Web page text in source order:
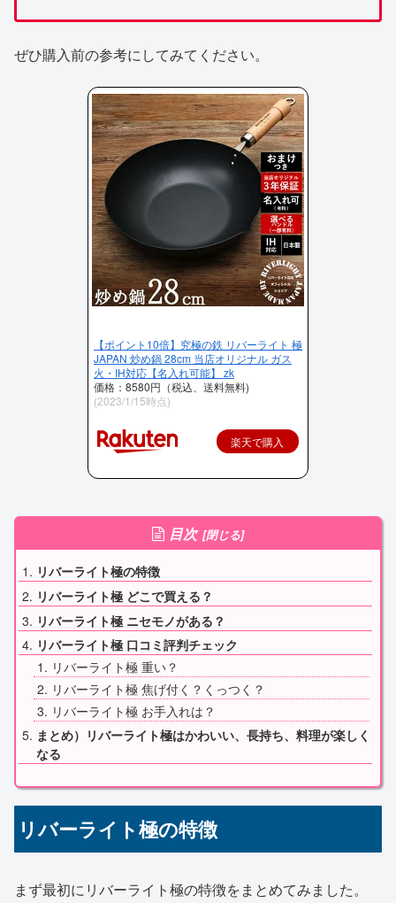
ぜひ購入前の参考にしてみてください。
【ポイント10倍】究極の鉄 リバーライト 極
JAPAN 炒め鍋 28cm 当店オリジナル ガス
火・IH対応【名入れ可能】 zk
価格：8580円（税込、送料無料)
(2023/1/15時点)
楽天で購入
目次
リバーライト極の特徴
リバーライト極 どこで買える？
リバーライト極 ニセモノがある？
リバーライト極 口コミ評判チェック
リバーライト極 重い？
リバーライト極 焦げ付く？くっつく？
リバーライト極 お手入れは？
まとめ）リバーライト極はかわいい、長持ち、料理が楽しく
なる
リバーライト極の特徴
まず最初にリバーライト極の特徴をまとめてみました。